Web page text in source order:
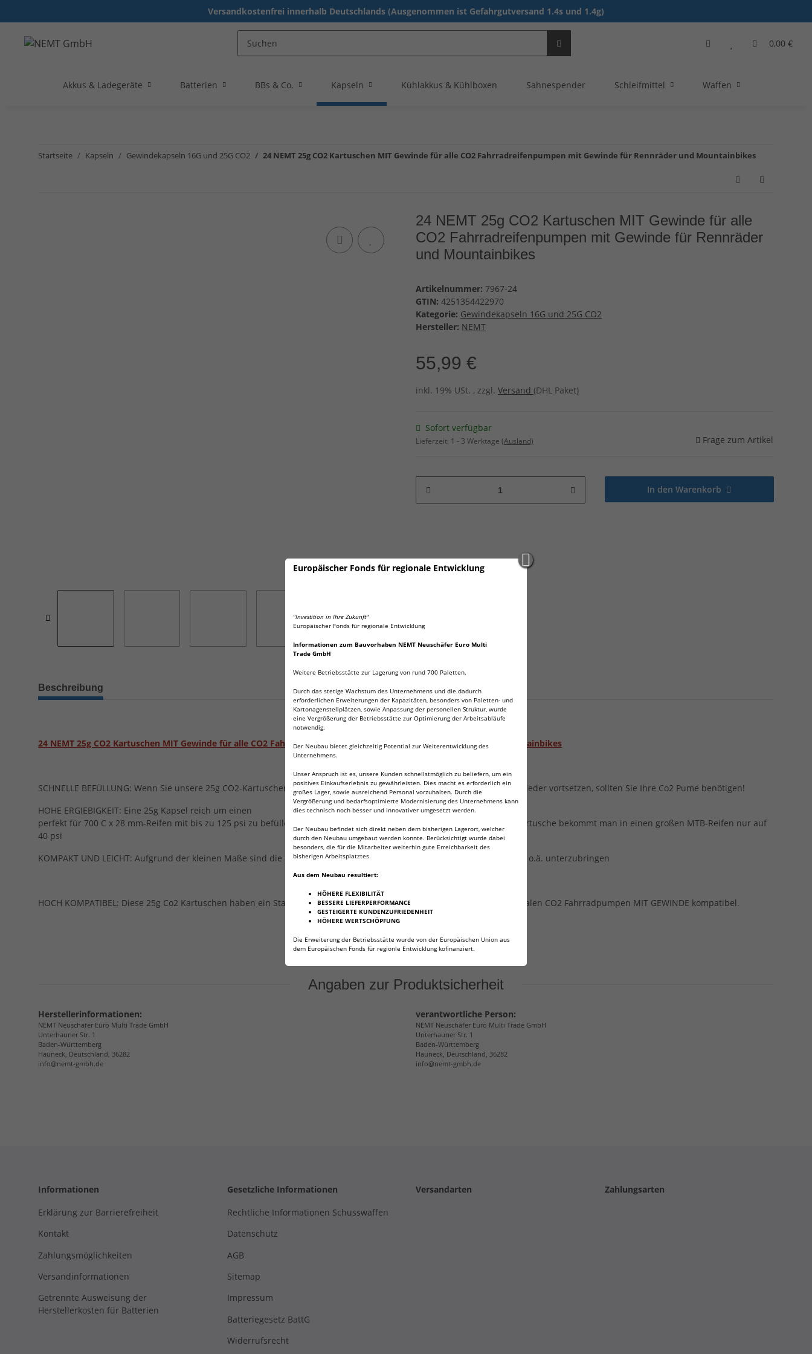
Europäischer Fonds für regionale Entwicklung
"Investition in Ihre Zukunft"
Europäischer Fonds für regionale Entwicklung
Informationen zum Bauvorhaben NEMT Neuschäfer Euro Multi
Trade GmbH
Weitere Betriebsstätte zur Lagerung von rund 700 Paletten.
Durch das stetige Wachstum des Unternehmens und die dadurch
erforderlichen Erweiterungen der Kapazitäten, besonders von Paletten- und
Kartonagenstellplätzen, sowie Anpassung der personellen Struktur, wurde
eine Vergrößerung der Betriebsstätte zur Optimierung der Arbeitsabläufe
notwendig.
Der Neubau bietet gleichzeitig Potential zur Weiterentwicklung des
Unternehmens.
Unser Anspruch ist es, unsere Kunden schnellstmöglich zu beliefern, um ein
positives Einkaufserlebnis zu gewährleisten. Dies macht es erforderlich ein
großes Lager, sowie ausreichend Personal vorzuhalten. Durch die
Vergrößerung und bedarfsoptimierte Modernisierung des Unternehmens kann
dies technisch noch besser und innovativer umgesetzt werden.
Der Neubau befindet sich direkt neben dem bisherigen Lagerort, welcher
durch den Neubau umgebaut werden konnte. Berücksichtigt wurde dabei
besonders, die für die Mitarbeiter weiterhin gute Erreichbarkeit des
bisherigen Arbeitsplatztes.
Aus dem Neubau resultiert:
HÖHERE FLEXIBILITÄT
BESSERE LIEFERPERFORMANCE
GESTEIGERTE KUNDENZUFRIEDENHEIT
HÖHERE WERTSCHÖPFUNG
Die Erweiterung der Betriebsstätte wurde von der Europäischen Union aus
dem Europäischen Fonds für regionle Entwicklung kofinanziert.
Versandkostenfrei innerhalb Deutschlands (Ausgenommen ist Gefahrgutversand 1.4s und 1.4g)
0,00 €
Akkus & Ladegeräte Batterien BBs & Co. Kapseln Kühlakkus & Kühlboxen Sahnespender Schleifmittel Waffen
Startseite Kapseln Gewindekapseln 16G und 25G CO2 24 NEMT 25g CO2 Kartuschen MIT Gewinde für alle CO2 Fahrradreifenpumpen mit Gewinde für Rennräder und Mountainbikes
24 NEMT 25g CO2 Kartuschen MIT Gewinde für alle
CO2 Fahrradreifenpumpen mit Gewinde für Rennräder
und Mountainbikes
Artikelnummer: 7967-24
GTIN: 4251354422970
Kategorie: Gewindekapseln 16G und 25G CO2
Hersteller: NEMT
55,99 €
inkl. 19% USt. , zzgl. Versand (DHL Paket)
Sofort verfügbar
Lieferzeit: 1 - 3 Werktage (Ausland) Frage zum Artikel
In den Warenkorb
Beschreibung
24 NEMT 25g CO2 Kartuschen MIT Gewinde für alle CO2 Fahrradreifenpumpen mit Gewinde für Rennräder und Mountainbikes
SCHNELLE BEFÜLLUNG: Wenn Sie unsere 25g CO2-Kartuschen auf Iher Radtour dabei haben, können Sie diese schnell wieder vortsetzen, sollten Sie Ihre Co2 Pume benötigen!
HOHE ERGIEBIGKEIT: Eine 25g Kapsel reich um einen
perfekt für 700 C x 28 mm-Reifen mit bis zu 125 psi zu befüllen! Im Vergleich dazu kommt man mit einer 16g Gewindekartusche bekommt man in einen großen MTB-Reifen nur auf
40 psi
KOMPAKT UND LEICHT: Aufgrund der kleinen Maße sind die Kapseln mühelos in Ihrer Satteltasche oder Ihrem Rucksack o.ä. unterzubringen
HOCH KOMPATIBEL: Diese 25g Co2 Kartuschen haben ein Standardgewinde mit 3/8 Zoll Gewinde. Daher sidn diese mit lalen CO2 Fahrradpumpen MIT GEWINDE kompatibel.
Angaben zur Produktsicherheit
Herstellerinformationen:
NEMT Neuschäfer Euro Multi Trade GmbH
Unterhauner Str. 1
Baden-Württemberg
Hauneck, Deutschland, 36282
info@nemt-gmbh.de
verantwortliche Person:
NEMT Neuschäfer Euro Multi Trade GmbH
Unterhauner Str. 1
Baden-Württemberg
Hauneck, Deutschland, 36282
info@nemt-gmbh.de
Informationen
Erklärung zur Barrierefreiheit
Kontakt
Zahlungsmöglichkeiten
Versandinformationen
Getrennte Ausweisung der
Herstellerkosten für Batterien
Gesetzliche Informationen
Rechtliche Informationen Schusswaffen
Datenschutz
AGB
Sitemap
Impressum
Batteriegesetz BattG
Widerrufsrecht
Versandarten Zahlungsarten